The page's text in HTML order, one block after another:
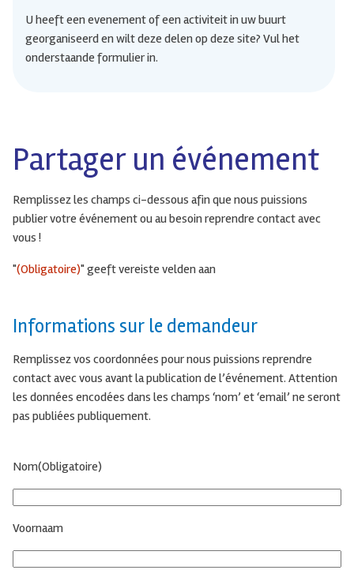
U heeft een evenement of een activiteit in uw buurt
georganiseerd en wilt deze delen op deze site? Vul het
onderstaande formulier in.
Partager un événement
Remplissez les champs ci-dessous afin que nous puissions
publier votre événement ou au besoin reprendre contact avec
vous !
"(Obligatoire)" geeft vereiste velden aan
Informations sur le demandeur
Remplissez vos coordonnées pour nous puissions reprendre
contact avec vous avant la publication de l’événement. Attention
les données encodées dans les champs ‘nom’ et ‘email’ ne seront
pas publiées publiquement.
Nom(Obligatoire)
Voornaam